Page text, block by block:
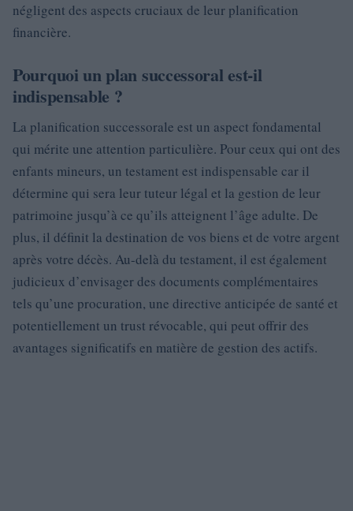
négligent des aspects cruciaux de leur planification
financière.
Pourquoi un plan successoral est-il
indispensable ?
La planification successorale est un aspect fondamental
qui mérite une attention particulière. Pour ceux qui ont des
enfants mineurs, un testament est indispensable car il
détermine qui sera leur tuteur légal et la gestion de leur
patrimoine jusqu’à ce qu’ils atteignent l’âge adulte. De
plus, il définit la destination de vos biens et de votre argent
après votre décès. Au-delà du testament, il est également
judicieux d’envisager des documents complémentaires
tels qu’une procuration, une directive anticipée de santé et
potentiellement un trust révocable, qui peut offrir des
avantages significatifs en matière de gestion des actifs.